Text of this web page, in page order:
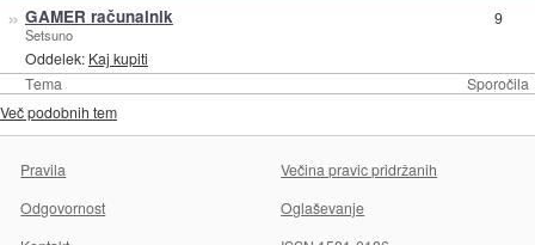
Tema Sporočila
» GAMER računalnik
Setsuno
Oddelek: Kaj kupiti
9
Več podobnih tem
Pravila
Večina pravic pridržanih
Odgovornost
Oglaševanje